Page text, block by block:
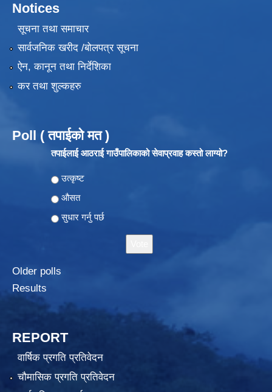
Notices
सूचना तथा समाचार
सार्वजनिक खरीद /बोलपत्र सूचना
ऐन, कानून तथा निर्देशिका
कर तथा शुल्कहरु
Poll ( तपाईको मत )
तपाईलाई आठराई गाउँपालिकाको सेवाप्रवाह कस्तो लाग्यो?
Choices
उत्कृष्ट
औसत
सुधार गर्नु पर्छ
Older polls
Results
REPORT
वार्षिक प्रगति प्रतिवेदन
चौमासिक प्रगति प्रतिवेदन